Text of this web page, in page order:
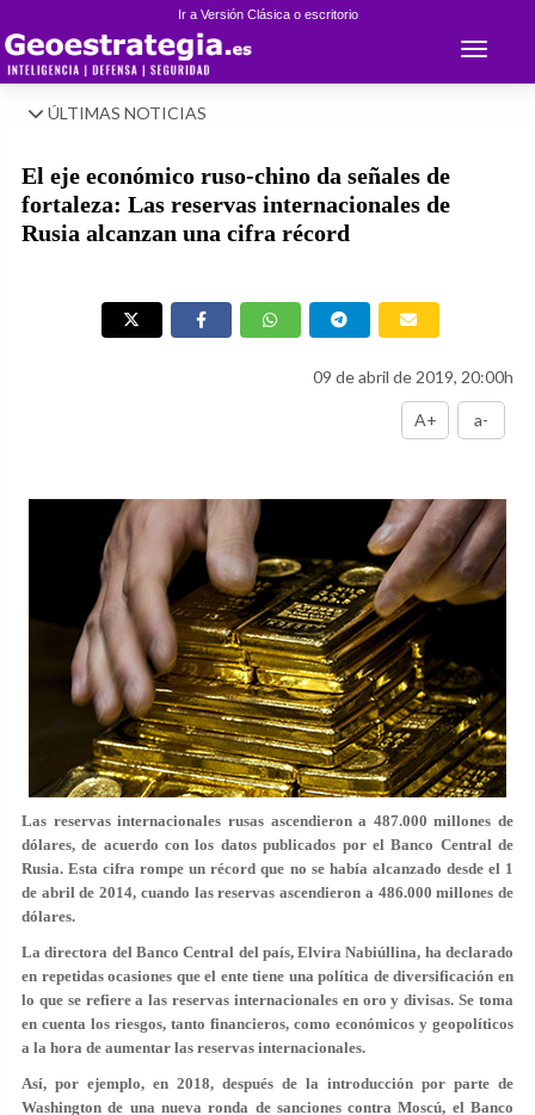
Ir a Versión Clásica o escritorio
Toggle
ÚLTIMAS NOTICIAS
El eje económico ruso-chino da señales de
fortaleza: Las reservas internacionales de
Rusia alcanzan una cifra récord
09 de abril de 2019, 20:00h
A+ a-
Las reservas internacionales rusas ascendieron a 487.000 millones de
dólares, de acuerdo con los datos publicados por el Banco Central de
Rusia. Esta cifra rompe un récord que no se había alcanzado desde el 1
de abril de 2014, cuando las reservas ascendieron a 486.000 millones de
dólares.
La directora del Banco Central del país, Elvira Nabiúllina, ha declarado
en repetidas ocasiones que el ente tiene una política de diversificación en
lo que se refiere a las reservas internacionales en oro y divisas. Se toma
en cuenta los riesgos, tanto financieros, como económicos y geopolíticos
a la hora de aumentar las reservas internacionales.
Así, por ejemplo, en 2018, después de la introducción por parte de
Washington de una nueva ronda de sanciones contra Moscú, el Banco